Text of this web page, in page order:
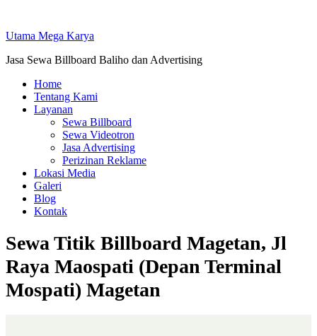
content
Utama Mega Karya
Jasa Sewa Billboard Baliho dan Advertising
Home
Tentang Kami
Layanan
Sewa Billboard
Sewa Videotron
Jasa Advertising
Perizinan Reklame
Lokasi Media
Galeri
Blog
Kontak
Sewa Titik Billboard Magetan, Jl
Raya Maospati (Depan Terminal
Mospati) Magetan